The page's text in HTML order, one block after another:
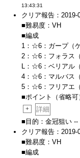
13:43:31
クリア報告：
■難易度：VH
■編成
1：☆6：ガープ（
2：☆6：フォラス
L：☆6：ベリアル
4：☆6：マルバス
5：☆6：フリアエ
■ポイント（省略可
+
詳細
■目的：金冠狙い
クリア報告：
■難易度：VH
■編成